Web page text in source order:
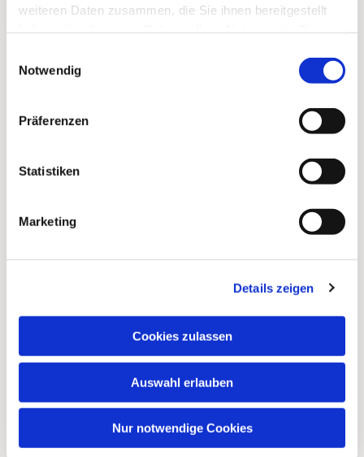
weiteren Daten zusammen, die Sie ihnen bereitgestellt
Notwendig
Präferenzen
Statistiken
Marketing
Details zeigen
Cookies zulassen
Auswahl erlauben
Nur notwendige Cookies
interessieren